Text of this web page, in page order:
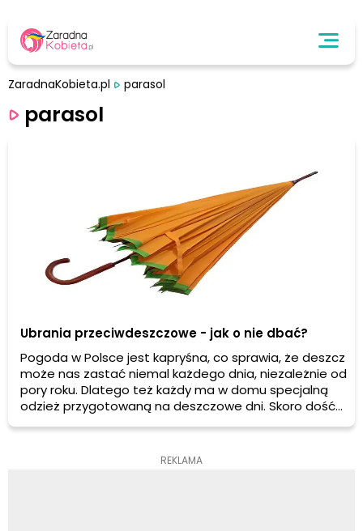
ZaradnaKobieta.pl parasol
parasol
Ubrania przeciwdeszczowe - jak o nie dbać?
Pogoda w Polsce jest kapryśna, co sprawia, że deszcz
może nas zastać niemal każdego dnia, niezależnie od
pory roku. Dlatego też każdy ma w domu specjalną
odzież przygotowaną na deszczowe dni. Skoro dość
często przychodzi nam korzystać z parasoli, kurtek,
dobrym stanie i zawsze gotowe do użytku.
REKLAMA